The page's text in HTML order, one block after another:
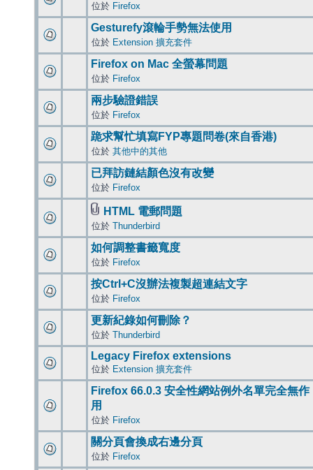
位於 Firefox
Gesturefy滾輪手勢無法使用
位於 Extension 擴充套件
Firefox on Mac 全螢幕問題
位於 Firefox
兩步驗證錯誤
位於 Firefox
跪求幫忙填寫FYP專題問卷(來自香港)
位於 其他中的其他
已拜訪鏈結顏色沒有改變
位於 Firefox
HTML 電郵問題
位於 Thunderbird
如何調整書籤寬度
位於 Firefox
按Ctrl+C沒辦法複製超連結文字
位於 Firefox
更新紀錄如何刪除？
位於 Thunderbird
Legacy Firefox extensions
位於 Extension 擴充套件
Firefox 66.0.3 安全性網站例外名單完全無作
用
位於 Firefox
關分頁會換成右邊分頁
位於 Firefox